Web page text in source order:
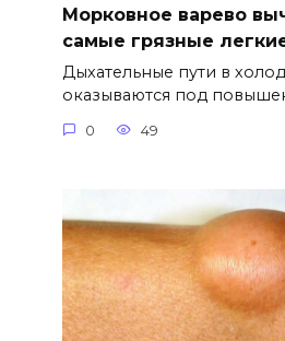
Морковное варево
самые грязные
Дыхательные пути в
оказываются под
0 49